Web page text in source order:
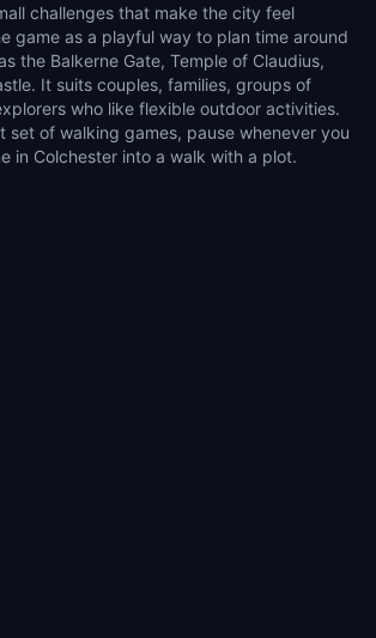
challenges that make the city feel
game as a playful way to plan time around
the Balkerne Gate, Temple of Claudius,
It suits couples, families, groups of
who like flexible outdoor activities.
set of walking games, pause whenever you
in Colchester into a walk with a plot.